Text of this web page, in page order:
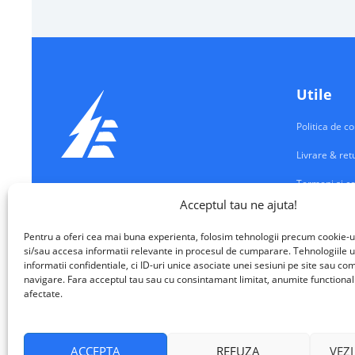
Acceptul tau ne ajuta!
Pentru a oferi cea mai buna experienta, folosim tehnologii precum cookie-
si/sau accesa informatii relevante in procesul de cumparare. Tehnologiile
informatii confidentiale, ci ID-uri unice asociate unei sesiuni pe site sau
navigare. Fara acceptul tau sau cu consintamant limitat, anumite
afectate.
ACCEPTA REFUZA
Echipamente Electrice
Utile
Politica de
Livrare &
Termeni si
Contul meu
Contact